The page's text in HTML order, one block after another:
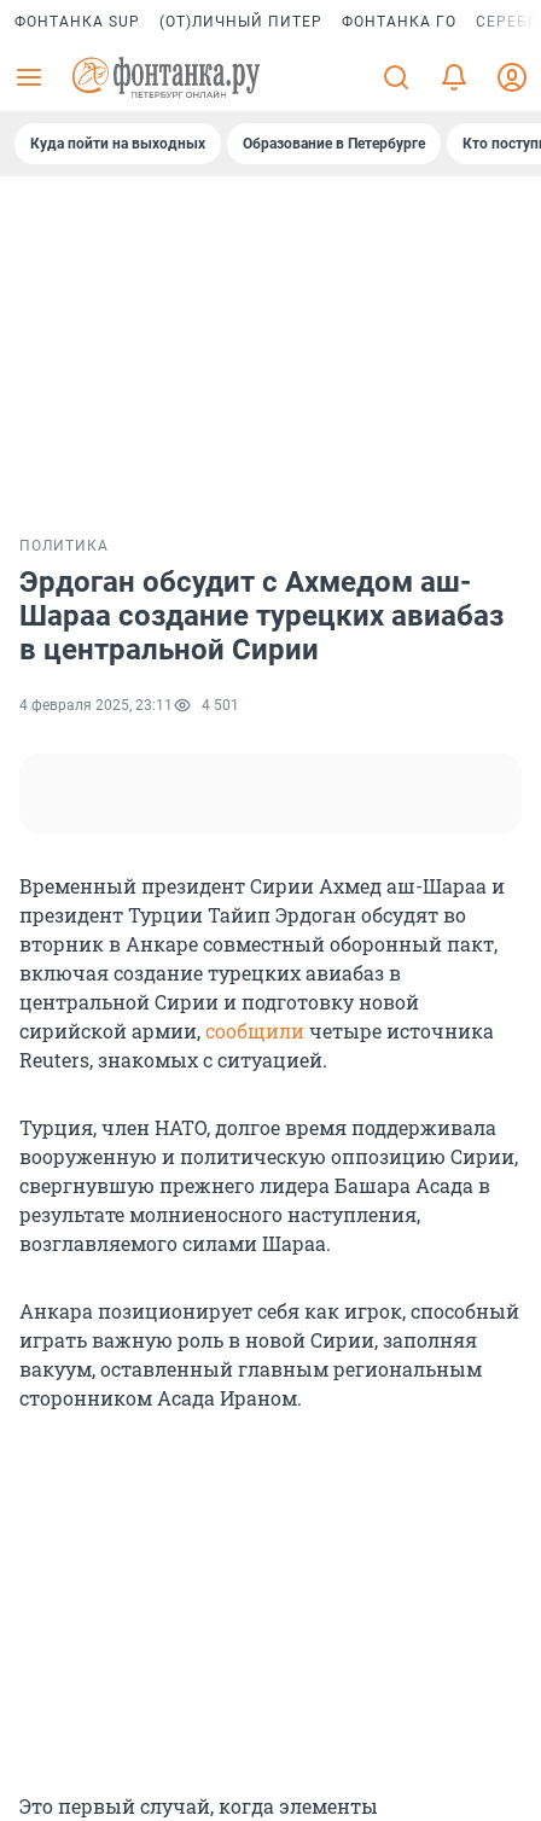
ФОНТАНКА SUP (ОТ)ЛИЧНЫЙ ПИТЕР ФОНТАНКА ГО
Куда пойти на выходных Образование в Петербурге Кто
ПОЛИТИКА
Эрдоган обсудит с Ахмедом аш-
Шараа создание турецких авиабаз
в центральной Сирии
4 февраля 2025, 23:11 4 501
Временный президент Сирии Ахмед аш-Шараа и
президент Турции Тайип Эрдоган обсудят во
вторник в Анкаре совместный оборонный пакт,
включая создание турецких авиабаз в
центральной Сирии и подготовку новой
сирийской армии,сообщиличетыре источника
Reuters, знакомых с ситуацией.
Турция, член НАТО, долгое время поддерживала
вооруженную и политическую оппозицию Сирии,
свергнувшую прежнего лидера Башара Асада в
результате молниеносного наступления,
возглавляемого силами Шараа.
Анкара позиционирует себя как игрок, способный
играть важную роль в новой Сирии, заполняя
вакуум, оставленный главным региональным
сторонником Асада Ираном.
Это первый случай, когда элементы